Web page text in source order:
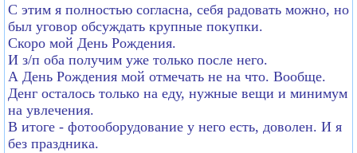
С этим я полностью согласна, себя радовать можно, но
был уговор обсуждать крупные покупки.
Скоро мой День Рождения.
И з/п оба получим уже только после него.
А День Рождения мой отмечать не на что. Вообще.
Денг осталось только на еду, нужные вещи и минимум
на увлечения.
В итоге - фотооборудование у него есть, доволен. И я
без праздника.